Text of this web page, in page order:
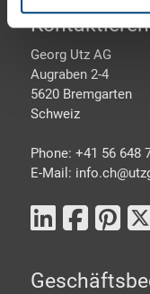
Footer
Georg Utz AG
Augraben 2-4
5620 Bremgarten
Schweiz
Phone: +41 56 648
E-Mail: info.ch@